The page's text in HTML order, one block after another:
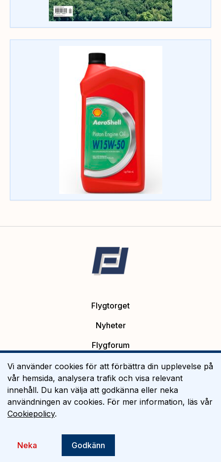
Flygtorget
Nyheter
Flygforum
Platsannonser
Flygutbildning
Om Flygtorget
Vi använder cookies för att förbättra din upplevelse på
vår hemsida, analysera trafik och visa relevant
innehåll. Du kan välja att godkänna eller neka
användningen av cookies. För mer information, läs vår
Cookiepolicy.
Neka Godkänn